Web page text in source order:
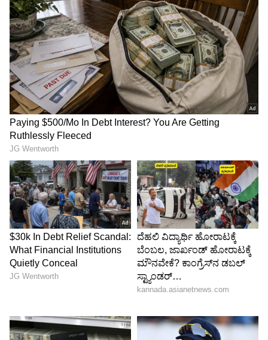
ಹೊಸತಾಗಿ ಎರಡು ಮನೆ ನಿರ್ಮಾಣ
ಹೆಗ್ಗುಂಜೆ ರಾಜೀವ ಶೆಟ್ಟಿ ಚಾರಿಟೇಬಲ್ ಸೊಸೈಟಿಯ
ಪ್ರವರ್ತಕರಾದ ಎಚ್. ಎಸ್. ಶೆಟ್ಟಿ ಬೆಂಗಳೂರು ಇವರ
ವಿದ್ಯಾರ್ಥಿನಿಯರಾದ ಬೊಮ್ಮರಬೆಟ್ಟುವಿನ ಮಂಜುಶ್ರೀ ಹಾಗೂ